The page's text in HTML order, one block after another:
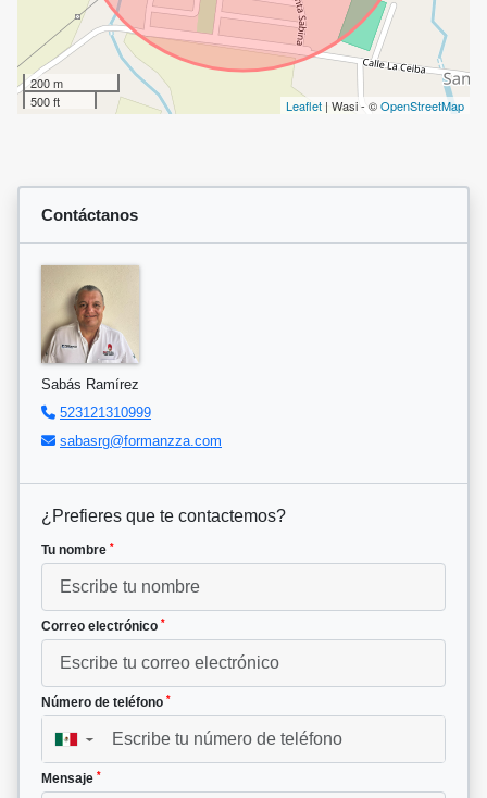
200 m
500 ft
Leaflet | Wasi - ©OpenStreetMap
Contáctanos
Sabás Ramírez
523121310999
sabasrg@formanzza.com
¿Prefieres que te contactemos?
Tu nombre *
Correo electrónico *
Número de teléfono *
▼
Mensaje *